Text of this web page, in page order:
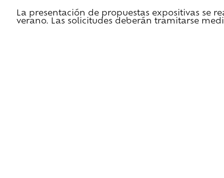
La presentación de propuestas expositivas se
verano. Las solicitudes deberán tramitarse